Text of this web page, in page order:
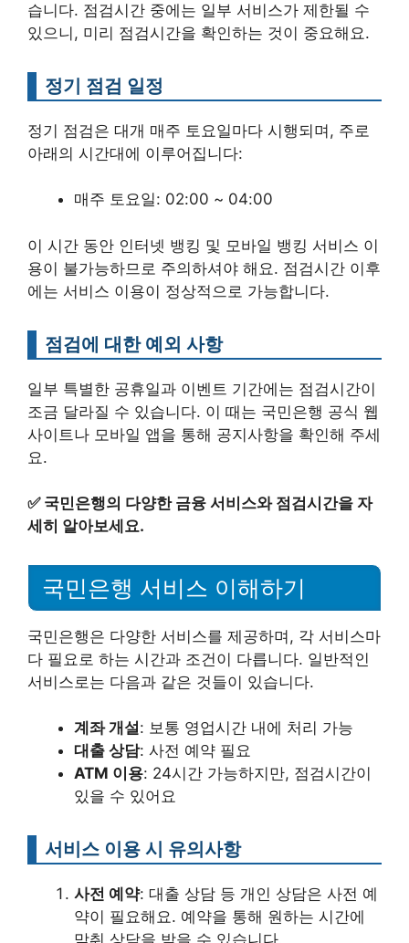
습니다. 점검시간 중에는 일부 서비스가 제한될 수
있으니, 미리 점검시간을 확인하는 것이 중요해요.
정기 점검 일정
정기 점검은 대개 매주 토요일마다 시행되며, 주로
아래의 시간대에 이루어집니다:
매주 토요일: 02:00 ~ 04:00
이 시간 동안 인터넷 뱅킹 및 모바일 뱅킹 서비스 이
용이 불가능하므로 주의하셔야 해요. 점검시간 이후
에는 서비스 이용이 정상적으로 가능합니다.
점검에 대한 예외 사항
일부 특별한 공휴일과 이벤트 기간에는 점검시간이
조금 달라질 수 있습니다. 이 때는 국민은행 공식 웹
사이트나 모바일 앱을 통해 공지사항을 확인해 주세
요.
✅ 국민은행의 다양한 금융 서비스와 점검시간을 자
세히 알아보세요.
국민은행 서비스 이해하기
국민은행은 다양한 서비스를 제공하며, 각 서비스마
다 필요로 하는 시간과 조건이 다릅니다. 일반적인
서비스로는 다음과 같은 것들이 있습니다.
계좌 개설: 보통 영업시간 내에 처리 가능
대출 상담: 사전 예약 필요
ATM 이용: 24시간 가능하지만, 점검시간이
있을 수 있어요
서비스 이용 시 유의사항
사전 예약: 대출 상담 등 개인 상담은 사전 예
약이 필요해요. 예약을 통해 원하는 시간에